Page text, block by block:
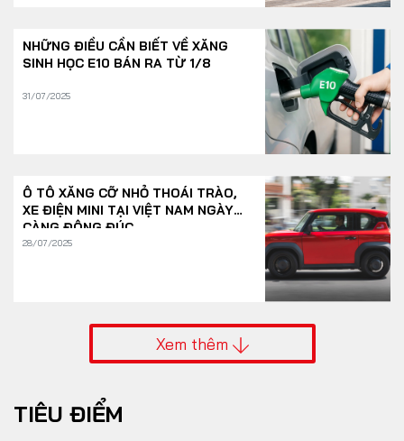
NHỮNG ĐIỀU CẦN BIẾT VỀ XĂNG
SINH HỌC E10 BÁN RA TỪ 1/8
31/07/2025
Ô TÔ XĂNG CỠ NHỎ THOÁI TRÀO,
XE ĐIỆN MINI TẠI VIỆT NAM NGÀY
CÀNG ĐÔNG ĐÚC
28/07/2025
Xem thêm
TIÊU ĐIỂM